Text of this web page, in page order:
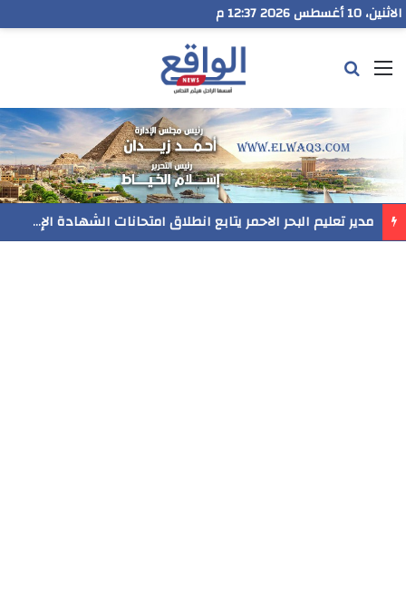
الاثنين، 10 أغسطس 2026 12:37 م
القائمة
مدير تعليم البحر الاحمر يتابع انطلاق امتحانات الشهادة الإعدادية ويؤكد: الانضباط